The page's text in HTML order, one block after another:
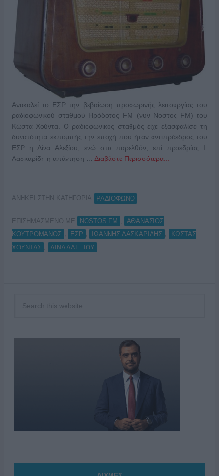
Ανακαλεί το ΕΣΡ την βεβαίωση προσωρινής λειτουργίας του
ραδιοφωνικού σταθμού Ηρόδοτος FM (νυν Νοστος FM) του
Κώστα Χούντα. Ο ραδιοφωνικός σταθμός είχε εξασφαλίσει τη
δυνατότητα εκπομπής την εποχή που ήταν αντιπρόεδρος του
ΕΣΡ η Λίνα Αλεξίου, ενώ στο παρελθόν, επί προεδρίας Ι.
Λασκαρίδη η απάντηση … Διαβάστε Περισσότερα...
ΑΝΗΚΕΙ ΣΤΗΝ ΚΑΤΗΓΟΡΙΑ: ΡΑΔΙΟΦΩΝΟ
ΕΠΙΣΗΜΑΣΜΕΝΟ ΜΕ: NOSTOS FM
ΑΘΑΝΑΣΙΟΣ
ΚΟΥΤΡΟΜΑΝΟΣ
ΕΣΡ ΙΩΑΝΝΗΣ ΛΑΣΚΑΡΙΔΗΣ
ΚΩΣΤΑΣ
ΧΟΥΝΤΑΣ
ΛΙΝΑ ΑΛΕΞΙΟΥ